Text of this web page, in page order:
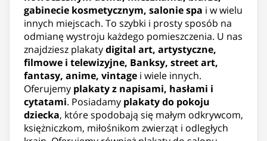
gabinecie kosmetycznym, salonie spa i w wielu
innych miejscach. To szybki i prosty sposób na
odmianę wystroju każdego pomieszczenia. U nas
znajdziesz plakatydigital art, artystyczne,
filmowe i telewizyjne, Banksy, street art,
fantasy, anime, vintage i wiele innych.
Oferujemy plakaty z napisami, hasłami i
cytatami. Posiadamy plakaty do pokoju
dziecka, które spodobają się małym odkrywcom,
księżniczkom, miłośnikom zwierząt i odległych